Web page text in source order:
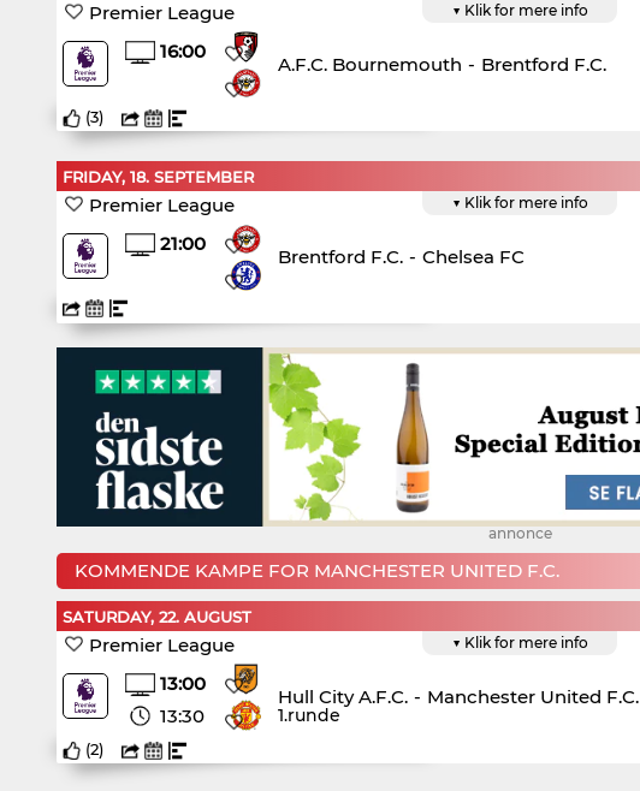
▼ Klik for mere info
Premier League
16:00
A.F.C. Bournemouth - Brentford F.C.
(3)
FRIDAY, 18. SEPTEMBER
▼ Klik for mere info
Premier League
21:00
Brentford F.C. - Chelsea FC
annonce
KOMMENDE KAMPE FOR MANCHESTER UNITED F.C.
SATURDAY, 22. AUGUST
▼ Klik for mere info
Premier League
13:00
13:30
Hull City A.F.C. - Manchester United F.C.
1.runde
(2)